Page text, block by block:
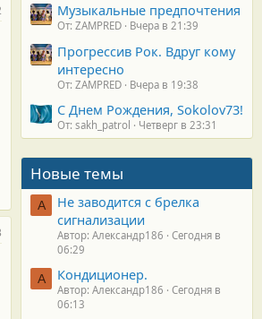
Музыкальные предпочтения
От: ZAMPRED Вчера в 21:39
Прогрессив Рок. Вдруг кому
интересно
От: ZAMPRED Вчера в 19:38
С Днем Рождения, Sokolov73!
От: sakh_patrol Четверг в 23:31
Новые темы
А
Не заводится с брелка
сигнализации
Автор: Александр186
Сегодня в
06:29
А Кондиционер.
Автор: Александр186
Сегодня в
06:13